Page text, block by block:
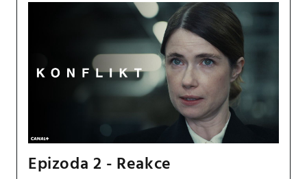
Epizoda 2 - Reakce